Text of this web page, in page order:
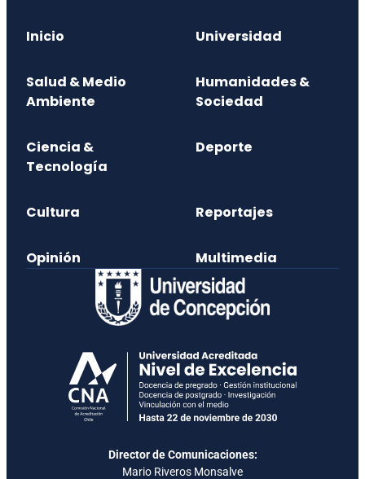
Inicio Universidad
Salud & Medio
Ambiente
Humanidades &
Sociedad
Ciencia &
Tecnología
Deporte
Cultura Reportajes
Opinión Multimedia
Director de Comunicaciones:
Mario Riveros Monsalve